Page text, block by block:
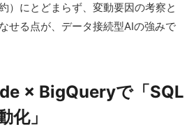
）にとどまらず、変動要因の考察と
せる点が、データ接続型AIの強みで
× BigQueryで「SQL
化」